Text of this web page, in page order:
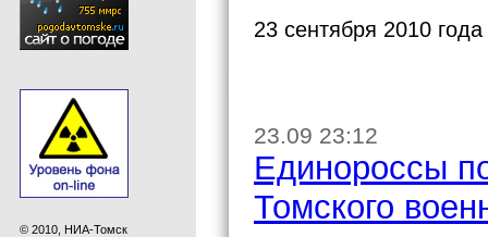
© 2010, НИА-Томск
23 сентября 2010 года
23.09 23:12
Единороссы
Томского